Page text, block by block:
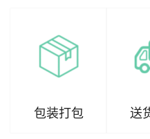
包装打包 送